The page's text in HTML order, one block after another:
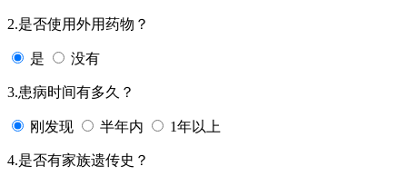
2.是否使用外用药物？
是 没有
3.患病时间有多久？
刚发现 半年内 1年以上
4.是否有家族遗传史？